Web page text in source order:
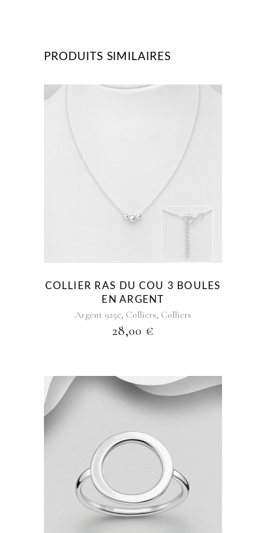
PRODUITS SIMILAIRES
COLLIER RAS DU COU 3 BOULES
EN ARGENT
Argent 925e, Colliers, Colliers
28,00 €
produit
plusieurs
variations.